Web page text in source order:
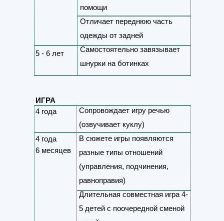
5 - 6 лет
помощи
Отличает переднюю часть
одежды от задней
Самостоятельно завязывает
шнурки на ботинках
Сопровождает игру речью
(озвучивает куклу)
В сюжете игры появляются
разные типы отношений
(управления, подчинения,
равноправия)
Длительная совместная игра 4-
5 детей с поочередной сменой
ИГРА
4 года
4 года
6 месяцев